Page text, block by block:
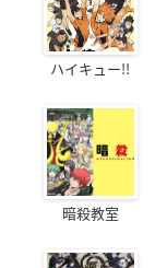
ハイキュー!!
暗殺教室